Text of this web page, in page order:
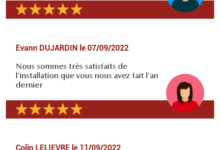
Evann DUJARDIN le 07/09/2022
Nous sommes très satisfaits de
l'installation que vous nous avez fait l'an
dernier
Colin LELIEVRE le 11/09/2022